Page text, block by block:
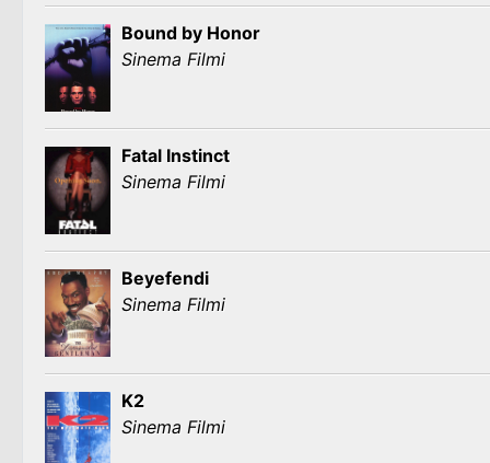
Bound by Honor
Sinema Filmi
Fatal Instinct
Sinema Filmi
Beyefendi
Sinema Filmi
K2
Sinema Filmi